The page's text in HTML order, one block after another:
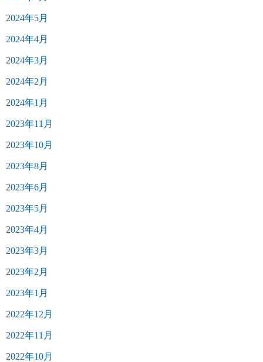
2024年5月
2024年4月
2024年3月
2024年2月
2024年1月
2023年11月
2023年10月
2023年8月
2023年6月
2023年5月
2023年4月
2023年3月
2023年2月
2023年1月
2022年12月
2022年11月
2022年10月